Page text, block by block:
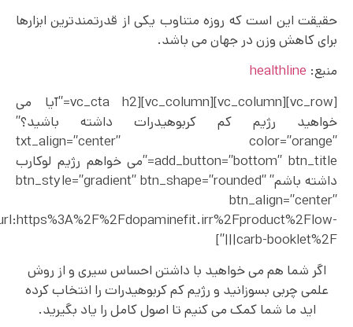
حقیقت این است که روزه متناوب یکی از قدرتمندترین ابزارها
برای کاهش وزن در جهان می باشد.
منبع: healthline
[vc_row][vc_column][vc_column][vc_cta h2=”آیا می
خواهید رژیم کم کربوهیدرات داشته باشید؟”
txt_align=”center” color=”orange”
add_button=”bottom” btn_title=”می خواهم رژیم لوکارب
داشته باشم” btn_style=”gradient” btn_shape=”rounded”
btn_align=”center”
carb-booklet%2F|||”]
اگر شما هم می خواهید با داشتن احساس سیری و از روش
علمی چربی بسوزانید و رژیم کم کربوهیدرات را انتخاب کرده
اید ما شما کمک می کنیم تا اصول کامل را یاد بگیرید.